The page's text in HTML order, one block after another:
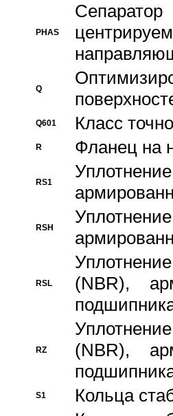
PHAS
Q
Q601 Класс
R Фланец на
RS1
RSH
RSL
(NBR),
RZ
(NBR),
S1 Кольца